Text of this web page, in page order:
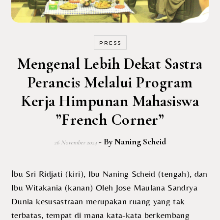
PRESS
Mengenal Lebih Dekat Sastra
Perancis Melalui Program
Kerja Himpunan Mahasiswa
”French Corner”
26 November 2024 - ByNaning Scheid
Ibu Sri Ridjati (kiri), Ibu Naning Scheid (tengah), dan
Ibu Witakania (kanan) Oleh Jose Maulana Sandrya
Dunia kesusastraan merupakan ruang yang tak
terbatas, tempat di mana kata-kata berkembang